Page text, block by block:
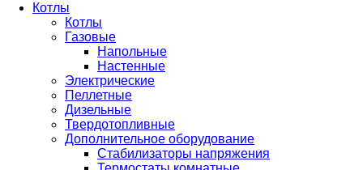
Котлы
Котлы
Газовые
Напольные
Настенные
Электрические
Пеллетные
Дизельные
Твердотопливные
Дополнительное оборудование
Стабилизаторы напряжения